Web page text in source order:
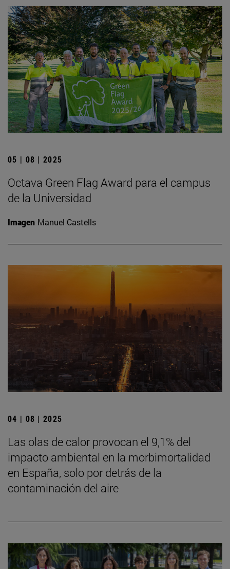
05 | 08 | 2025
Octava Green Flag Award para el campus
de la Universidad
Imagen Manuel Castells
04 | 08 | 2025
Las olas de calor provocan el 9,1% del
impacto ambiental en la morbimortalidad
en España, solo por detrás de la
contaminación del aire